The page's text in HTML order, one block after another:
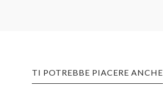
TI POTREBBE PIACERE ANCHE